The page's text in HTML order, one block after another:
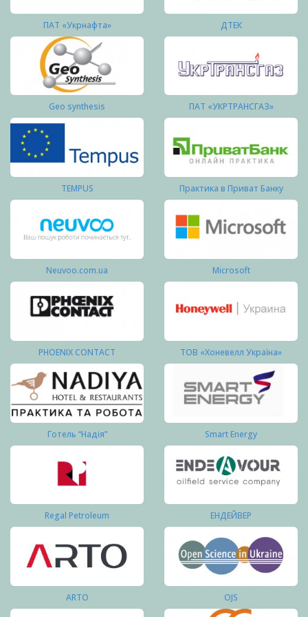
ПАТ «Укрнафта» ДТЕК
Geo synthesis ПАТ «УКРТРАНСГАЗ»
TEMPUS Практика в Приват Банку
Neuvoo.com.ua Microsoft
PHOENIX CONTACT ТОВ «Хоневелл Україна»
Готель “Надія” Smart Energy
Regal Petroleum ЕНДЕЙВЕР
ARTO OJS